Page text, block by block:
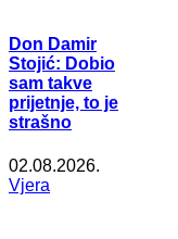
Don Damir
Stojić: Dobio
sam takve
prijetnje, to je
strašno
02.08.2026.
Vjera